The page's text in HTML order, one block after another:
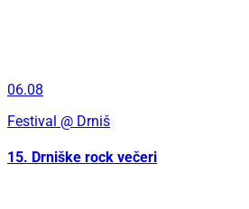
06.08
Festival @ Drniš
15. Drniške rock večeri